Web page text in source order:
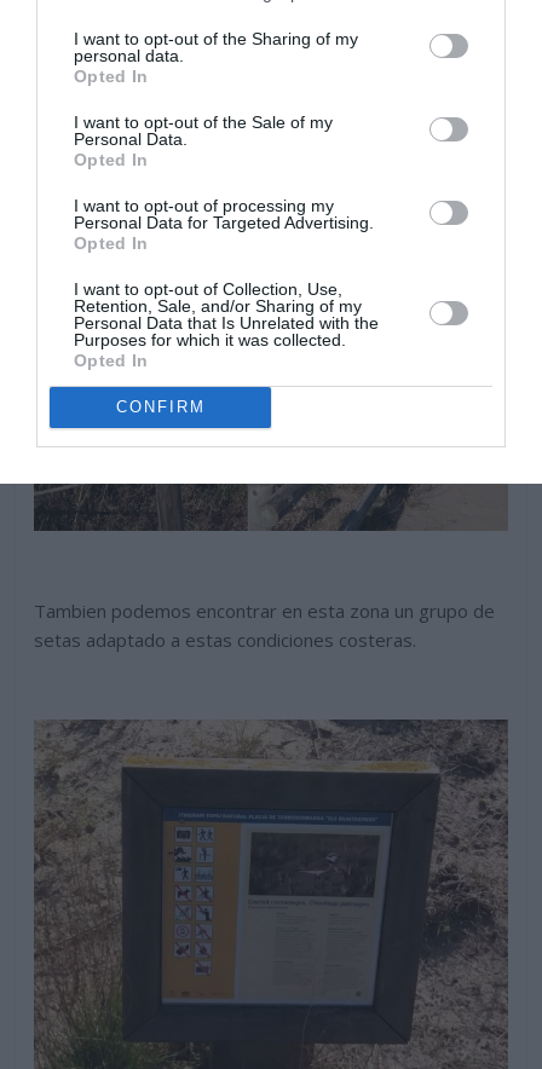
I want to opt-out of the Sharing of my
personal data.
Opted In
I want to opt-out of the Sale of my
Personal Data.
Opted In
I want to opt-out of processing my
Personal Data for Targeted Advertising.
Opted In
I want to opt-out of Collection, Use,
Retention, Sale, and/or Sharing of my
Personal Data that Is Unrelated with the
Purposes for which it was collected.
Opted In
CONFIRM
Tambien podemos encontrar en esta zona un grupo de
setas adaptado a estas condiciones costeras.